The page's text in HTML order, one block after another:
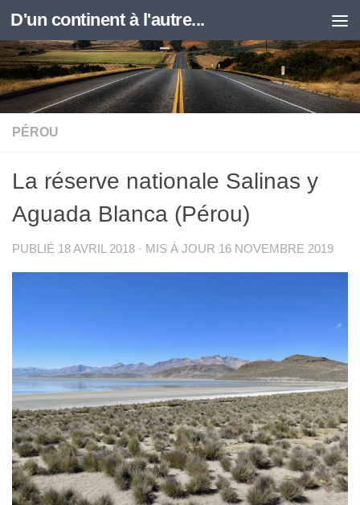
Skip to content
D'un continent à l'autre...
PÉROU
La réserve nationale Salinas y
Aguada Blanca (Pérou)
PUBLIÉ 18 AVRIL 2018 · MIS À JOUR 16 NOVEMBRE 2019